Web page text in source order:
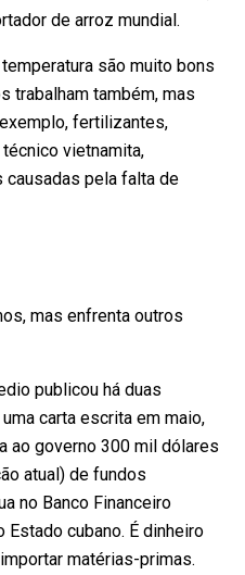
de arroz mundial.
são muito bons
trabalham também, mas
fertilizantes,
vietnamita,
causadas pela falta de
mas enfrenta outros
publicou há duas
carta escrita em maio,
ao governo 300 mil dólares
atual) de fundos
no Banco Financeiro
Estado cubano. É dinheiro
matérias-primas.